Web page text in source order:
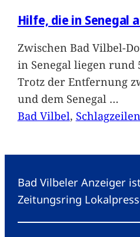
Hilfe, die in Senegal
Zwischen Bad Vilbel-
in Senegal liegen rund
Trotz der Entfernung
und dem Senegal …
Bad Vilbel, Schlagzeilen
Bad Vilbeler Anzeiger
Zeitungsring